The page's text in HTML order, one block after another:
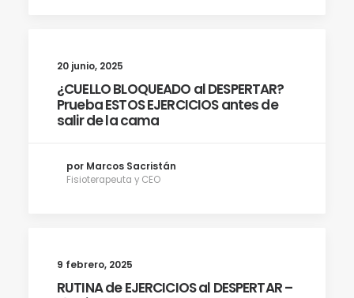
20 junio, 2025
¿CUELLO BLOQUEADO al DESPERTAR?
Prueba ESTOS EJERCICIOS antes de
salir de la cama
por Marcos Sacristán
Fisioterapeuta y CEO
9 febrero, 2025
RUTINA de EJERCICIOS al DESPERTAR –